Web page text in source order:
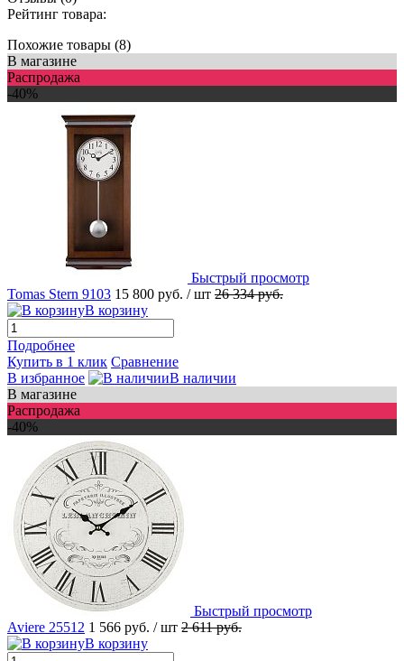
Рейтинг товара:
Похожие товары (8)
В магазине
Распродажа
-40%
Быстрый просмотр
Tomas Stern 9103 15 800 руб. / шт 26 334 руб.
В корзину
Подробнее
Купить в 1 клик Сравнение
В избранное
В наличии
В магазине
Распродажа
-40%
Быстрый просмотр
Aviere 25512 1 566 руб. / шт 2 611 руб.
В корзину